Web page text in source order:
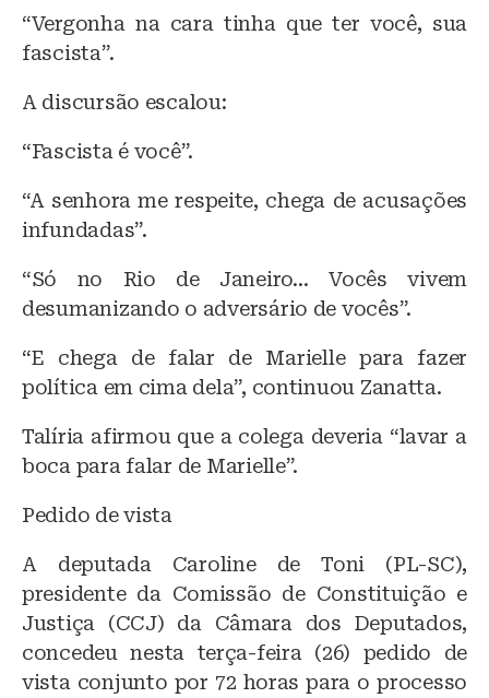
“Vergonha na cara tinha que ter você, sua
fascista”.
A discursão escalou:
“Fascista é você”.
“A senhora me respeite, chega de acusações
infundadas”.
“Só no Rio de Janeiro… Vocês vivem
desumanizando o adversário de vocês”.
“E chega de falar de Marielle para fazer
política em cima dela”, continuou Zanatta.
Talíria afirmou que a colega deveria “lavar a
boca para falar de Marielle”.
Pedido de vista
A deputada Caroline de Toni (PL-SC),
presidente da Comissão de Constituição e
Justiça (CCJ) da Câmara dos Deputados,
concedeu nesta terça-feira (26) pedido de
vista conjunto por 72 horas para o processo